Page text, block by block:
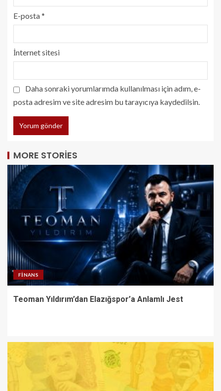
E-posta*
İnternet sitesi
Daha sonraki yorumlarımda kullanılması için adım, e-
posta adresim ve site adresim bu tarayıcıya kaydedilsin.
MORE STORIES
FINANS
Teoman Yıldırım’dan Elazığspor’a Anlamlı Jest